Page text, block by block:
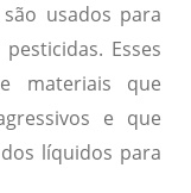
usados para
Esses
materiais que
e que
líquidos para